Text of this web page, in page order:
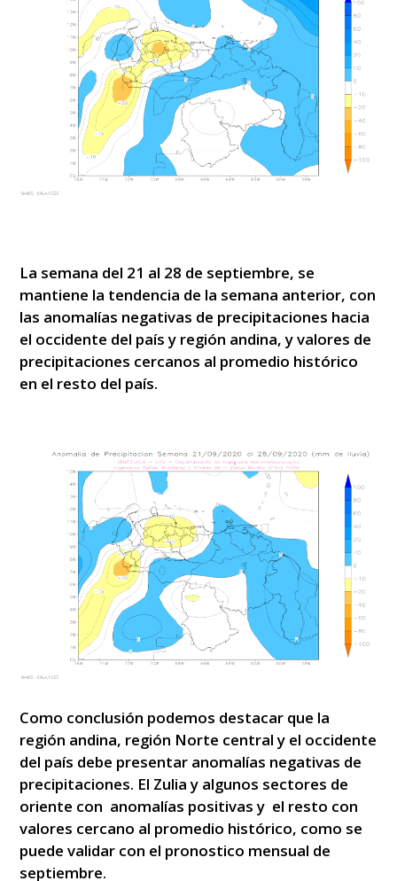
La semana del 21 al 28 de septiembre, se
mantiene la tendencia de la semana anterior, con
las anomalías negativas de precipitaciones hacia
el occidente del país y región andina, y valores de
precipitaciones cercanos al promedio histórico
en el resto del país.
Como conclusión podemos destacar que la
región andina, región Norte central y el occidente
del país debe presentar anomalías negativas de
precipitaciones. El Zulia y algunos sectores de
oriente con anomalías positivas y el resto con
valores cercano al promedio histórico, como se
puede validar con el pronostico mensual de
septiembre.